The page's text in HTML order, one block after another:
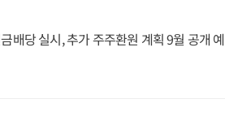
배당 실시, 추가 주주환원 계획 9월 공개 예